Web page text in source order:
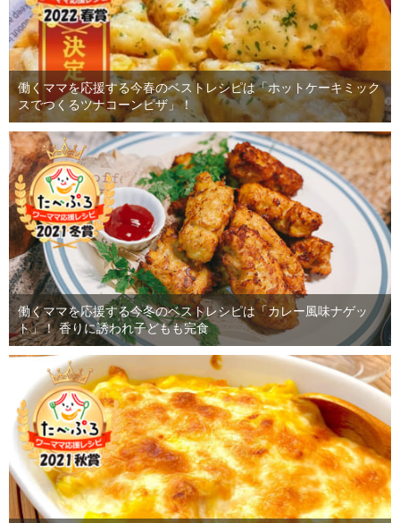
働くママを応援する今春のベストレシピは「ホットケーキミック
スでつくるツナコーンピザ」！
働くママを応援する今冬のベストレシピは「カレー風味ナゲッ
ト」！ 香りに誘われ子どもも完食